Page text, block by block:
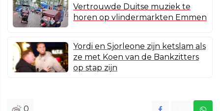
Vertrouwde Duitse muziek te
horen op vlindermarkten Emmen
Yordi en Sjorleone zijn ketslam als
ze met Koen van de Bankzitters
op stap zijn
0